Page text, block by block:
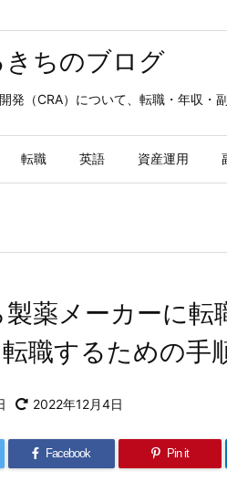
ちのブログ
発（CRA）について、転職・年収・
転職 英語 資産運用
薬メーカーに転
職するための手
2022年12月4日
Facebook Pin it